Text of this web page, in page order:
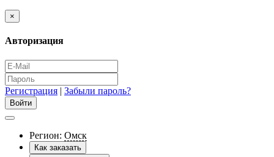
×
Авторизация
Регистрация | Забыли пароль?
Регион: Омск
Как заказать